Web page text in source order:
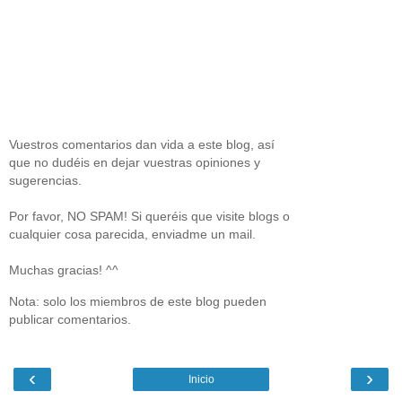
Vuestros comentarios dan vida a este blog, así
que no dudéis en dejar vuestras opiniones y
sugerencias.
Por favor, NO SPAM! Si queréis que visite blogs o
cualquier cosa parecida, enviadme un mail.
Muchas gracias! ^^
Nota: solo los miembros de este blog pueden
publicar comentarios.
‹ ›
Inicio